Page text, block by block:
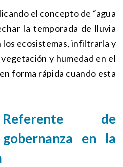
el concepto de “agua
la temporada de lluvia
los ecosistemas, infiltrarla y
y humedad en el
forma rápida cuando esta
de
en la